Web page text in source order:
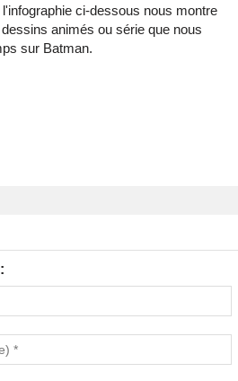
ci-dessous nous montre
animés ou série que nous
sur Batman.